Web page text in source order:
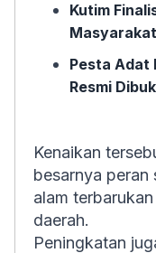
Kutim
Pesta Adat
Resmi
Kenaikan
besarnya peran
alam
daerah.
Peningkatan